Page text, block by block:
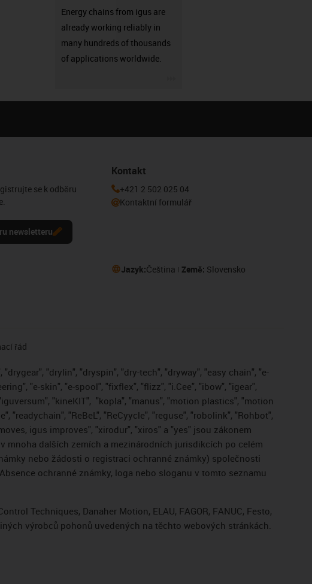
Energy chains from igus are
already working reliably in
many hundreds of thousands
of applications worldwide.
se k odběru
newsletteru
Kontakt
+421 2 502 025 04
Kontaktní formulář
Jazyk:Čeština Země: Slovensko
řád
"drylin", "dryspin", "dry-tech", "dryway", "easy chain", "e-
"e-skin", "e-spool", "fixflex", "flizz", "i.Cee", "ibow", "igear",
"kineKIT", "kopla", "manus", "motion plastics", "motion
"readychain", "ReBeL", "ReCyycle", "reguse", "robolink", "Rohbot",
igus improves", "xirodur", "xiros" a "yes" jsou zákonem
mnoha dalších zemích a mezinárodních jurisdikcích po celém
nebo žádosti o registraci ochranné známky) společnosti
ochranné známky, loga nebo sloganu v tomto seznamu
Techniques, Danaher Motion, ELAU, FAGOR, FANUC, Festo,
výrobců pohonů uvedených na těchto webových stránkách.